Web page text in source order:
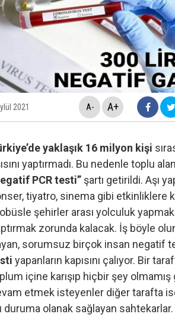
oylar araştırmaya damga
Ağbaba'nın ağabeyi Hür Ağbaba
Türkiye sürecinde yeni
Ankara Temsilcisi Fatih Atik:
dedi..."
Erdoğan: "Anlaşma
2021 A- A+
yaklaşık 16 milyon kişi
yaptırmadı. Bu nedenle toplu
PCR testi” şartı getirildi. Aşı
tiyatro, sinema gibi etkinliklere
şehirler arası yolculuk
zorunda kalacak. İş böyle
sorumsuz birçok insan negatif
yapanların kapısını çalıyor. Bir
içine karışıp hiçbir şey olmamış
etmek isteyenler diğer tarafta
duruma olanak sağlayan sahtekarlar.